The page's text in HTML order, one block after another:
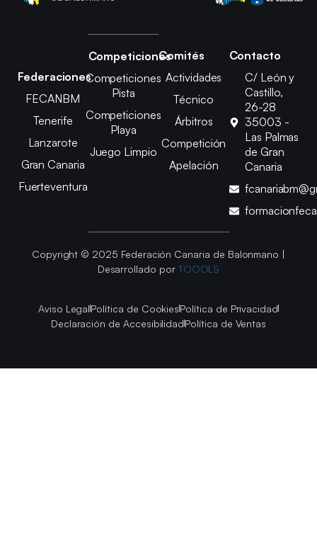
Federaciones
FECANBM
Tenerife
Lanzarote
Gran Canaria
Fuerteventura
Competiciones
Competiciones
Pista
Competiciones
Playa
Juego Limpio
Comités
Actividades
Técnico
Árbitros
Competición
Apelación
Contacto
C/ León y
Castillo,
26-28
35003 -
Las Palmas
de Gran
Canaria
Copyright © 2025 Federación Canaria de Balonmano |
Desarrollado por TOOOLS
Aviso LegalPolítica de CookiesPolítica de Privacidad
Declaración de AccesibilidadPolítica de Ventas